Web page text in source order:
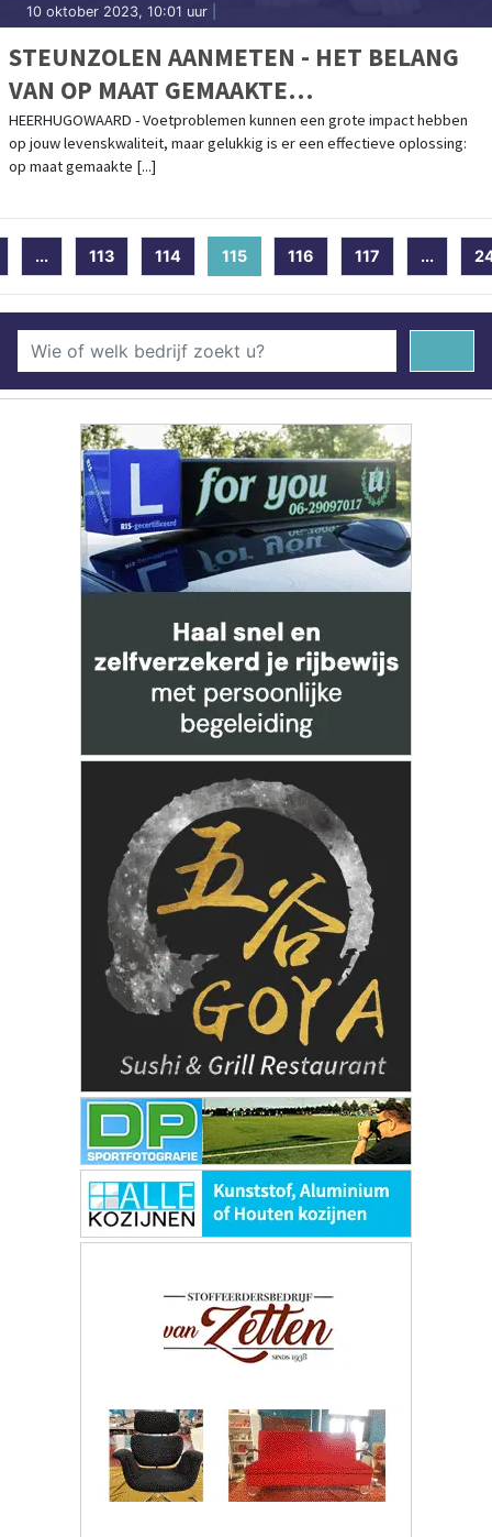
10 oktober 2023, 10:01 uur
STEUNZOLEN AANMETEN - HET BELANG
VAN OP MAAT GEMAAKTE
ONDERSTEUNING
HEERHUGOWAARD - Voetproblemen kunnen een grote impact hebben
op jouw levenskwaliteit, maar gelukkig is er een effectieve oplossing:
op maat gemaakte [...]
... 113 114 115(current)
116 117 ...